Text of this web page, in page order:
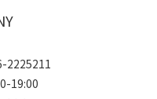
2225211
19:00